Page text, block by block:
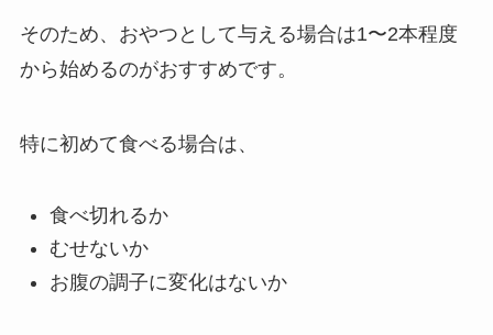
そのため、おやつとして与える場合は1〜2本程度
から始めるのがおすすめです。
特に初めて食べる場合は、
食べ切れるか
むせないか
お腹の調子に変化はないか